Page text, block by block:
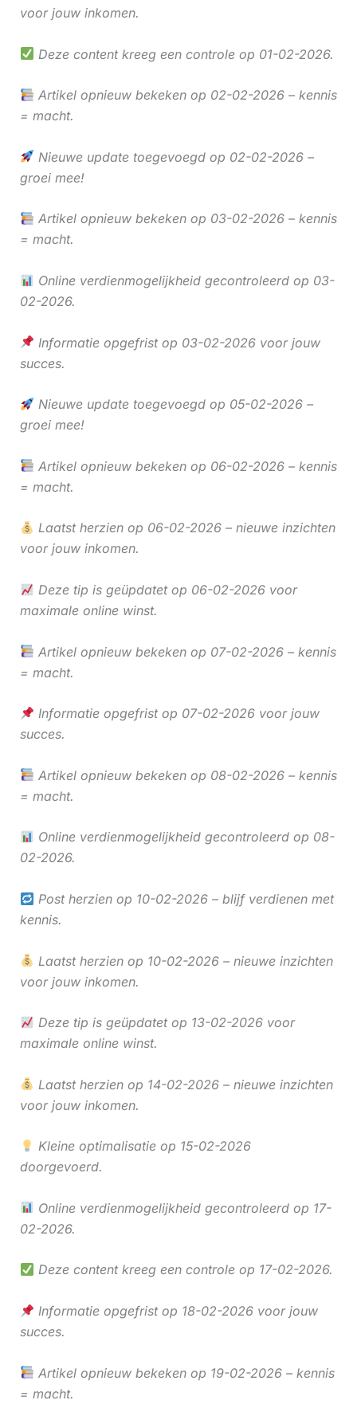
voor jouw inkomen.
Deze content kreeg een controle op 01-02-2026.
Artikel opnieuw bekeken op 02-02-2026 – kennis
= macht.
Nieuwe update toegevoegd op 02-02-2026 –
groei mee!
Artikel opnieuw bekeken op 03-02-2026 – kennis
= macht.
Online verdienmogelijkheid gecontroleerd op 03-
02-2026.
Informatie opgefrist op 03-02-2026 voor jouw
succes.
Nieuwe update toegevoegd op 05-02-2026 –
groei mee!
Artikel opnieuw bekeken op 06-02-2026 – kennis
= macht.
Laatst herzien op 06-02-2026 – nieuwe inzichten
voor jouw inkomen.
Deze tip is geüpdatet op 06-02-2026 voor
maximale online winst.
Artikel opnieuw bekeken op 07-02-2026 – kennis
= macht.
Informatie opgefrist op 07-02-2026 voor jouw
succes.
Artikel opnieuw bekeken op 08-02-2026 – kennis
= macht.
Online verdienmogelijkheid gecontroleerd op 08-
02-2026.
Post herzien op 10-02-2026 – blijf verdienen met
kennis.
Laatst herzien op 10-02-2026 – nieuwe inzichten
voor jouw inkomen.
Deze tip is geüpdatet op 13-02-2026 voor
maximale online winst.
Laatst herzien op 14-02-2026 – nieuwe inzichten
voor jouw inkomen.
Kleine optimalisatie op 15-02-2026
doorgevoerd.
Online verdienmogelijkheid gecontroleerd op 17-
02-2026.
Deze content kreeg een controle op 17-02-2026.
Informatie opgefrist op 18-02-2026 voor jouw
succes.
Artikel opnieuw bekeken op 19-02-2026 – kennis
= macht.